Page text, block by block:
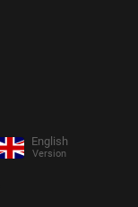
English
Version